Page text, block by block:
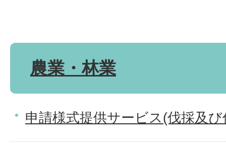
農業・林業
申請様式提供サービス(伐採及